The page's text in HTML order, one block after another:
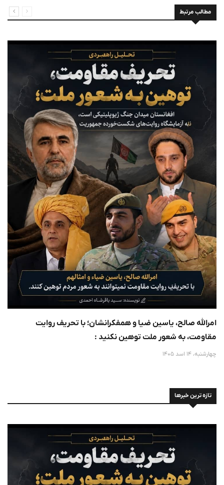
مطالب مرتبط
امرالله صالح، یاسین ضیا و همفکرانشان؛ با تحریف روایت
مقاومت، به شعور ملت توهین نکنید :
چهارشنبه، 14 اسد 1405
تازه ترین خبرها